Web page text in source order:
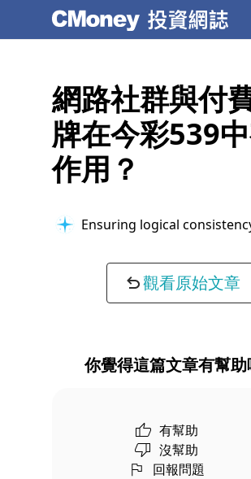
網路社群與付
牌在今彩539
作用？
Ensuring logical
觀看原始文章
你覺得這篇文章有幫助
有幫助
沒幫助
回報問題